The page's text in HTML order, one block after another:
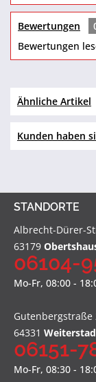
Bewertungen
Bewertungen
Ähnliche Artikel
Kunden haben
STANDORTE
Albrecht-Dürer-
63179
06104-
Mo-Fr, 08:00 -
Gutenbergstraße
64331
06151-
Mo-Fr, 08:30 -